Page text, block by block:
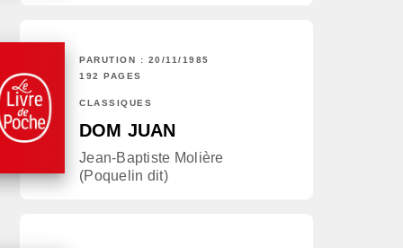
PARUTION : 20/11/1985
192 PAGES
CLASSIQUES
DOM JUAN
Jean-Baptiste Molière
(Poquelin dit)